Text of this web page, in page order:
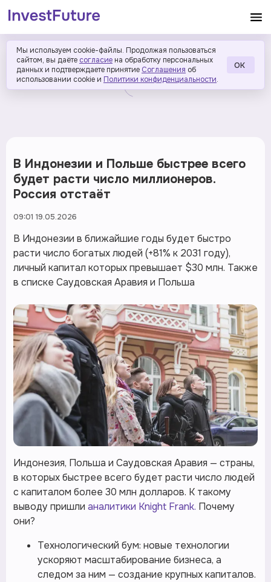
Мы используем cookie-файлы. Продолжая пользоваться
сайтом, вы даёте согласие на обработку персональных
данных и подтверждаете принятие Соглашения об
использовании cookie и Политики конфиденциальности.
ОК
В Индонезии и Польше быстрее всего
будет расти число миллионеров.
Россия отстаёт
09:01 19.05.2026
В Индонезии в ближайшие годы будет быстро
расти число богатых людей (+81% к 2031 году),
личный капитал которых превышает $30 млн. Также
в списке Саудовская Аравия и Польша
Индонезия, Польша и Саудовская Аравия — страны,
в которых быстрее всего будет расти число людей
с капиталом более 30 млн долларов. К такому
выводу пришли аналитики Knight Frank. Почему
они?
Технологический бум: новые технологии
ускоряют масштабирование бизнеса, а
следом за ним — создание крупных капиталов.